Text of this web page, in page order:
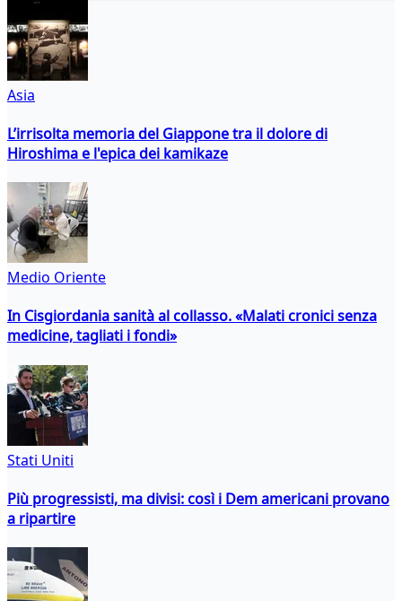
Asia
L’irrisolta memoria del Giappone tra il dolore di
Hiroshima e l'epica dei kamikaze
Medio Oriente
In Cisgiordania sanità al collasso. «Malati cronici senza
medicine, tagliati i fondi»
Stati Uniti
Più progressisti, ma divisi: così i Dem americani provano
a ripartire